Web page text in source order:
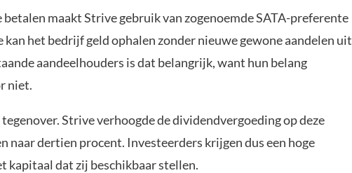
betalen maakt Strive gebruik van zogenoemde SATA-preferente
kan het bedrijf geld ophalen zonder nieuwe gewone aandelen uit
aandeelhouders is dat belangrijk, want hun belang
niet.
Strive verhoogde de dividendvergoeding op deze
naar dertien procent. Investeerders krijgen dus een hoge
kapitaal dat zij beschikbaar stellen.